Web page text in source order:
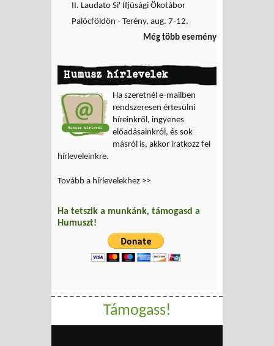
II. Laudato Si' Ifjúsági Ökotábor
Palócföldön - Terény, aug. 7-12.
Még több esemény
Humusz hírlevelek
Ha szeretnél e-mailben
rendszeresen értesülni
híreinkről, ingyenes
előadásainkról, és sok
másról is, akkor iratkozz fel
hírleveleinkre.
Tovább a hírlevelekhez >>
Ha tetszik a munkánk, támogasd a
Humuszt!
Támogass!